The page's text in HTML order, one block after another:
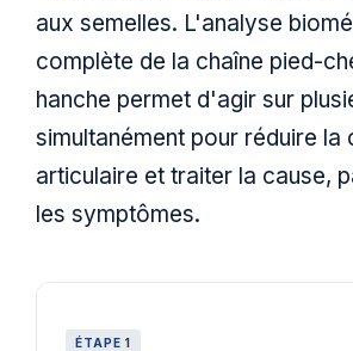
aux semelles. L'analyse
complète de la chaîne pied-
hanche permet d'agir sur
simultanément pour réduire la
articulaire et traiter la cause,
les symptômes.
ÉTAPE 1